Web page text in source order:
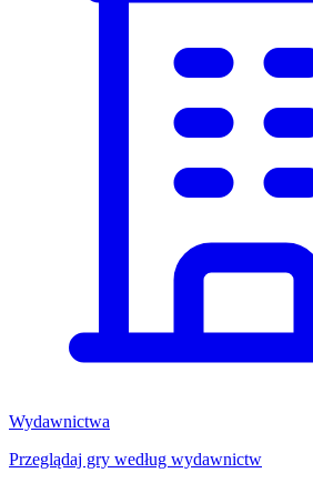
Wydawnictwa
Przeglądaj gry według wydawnictw